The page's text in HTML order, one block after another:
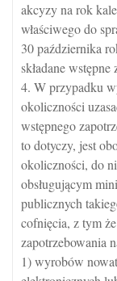
akcyzy na rok
właściwego do
30 października
składane
4. W przypadku
okoliczności
wstępnego
to dotyczy, jest
okoliczności, do
obsługującym
publicznych
cofnięcia, z tym
zapotrzebowania
1) wyrobów